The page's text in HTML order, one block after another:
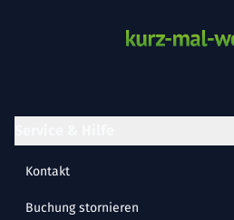
Kontakt
Buchung stornieren